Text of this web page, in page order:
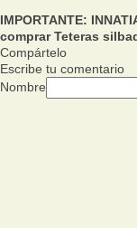
IMPORTANTE:
comprar Teteras
Compártelo
Escribe tu comentario
Nombre